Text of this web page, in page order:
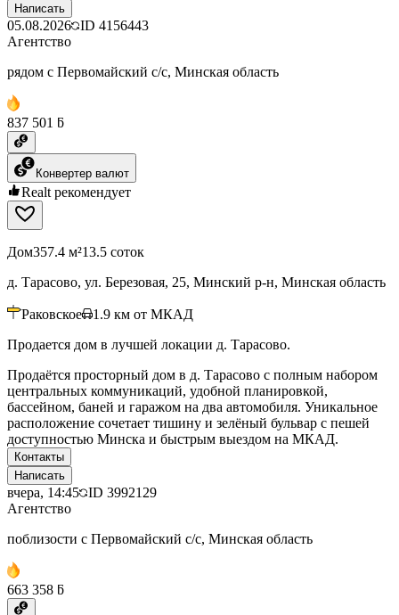
Написать
05.08.2026 ID 4156443
Агентство
рядом с Первомайский с/с, Минская область
837 501 ƃ
Конвертер валют
Realt рекомендует
Дом357.4 м²13.5 соток
д. Тарасово, ул. Березовая, 25, Минский р-н, Минская область
Раковское 1.9 км от МКАД
Продается дом в лучшей локации д. Тарасово.
Продаётся просторный дом в д. Тарасово с полным набором
центральных коммуникаций, удобной планировкой,
бассейном, баней и гаражом на два автомобиля. Уникальное
расположение сочетает тишину и зелёный бульвар с пешей
доступностью Минска и быстрым выездом на МКАД.
Контакты
Написать
вчера, 14:45 ID 3992129
Агентство
поблизости с Первомайский с/с, Минская область
663 358 ƃ